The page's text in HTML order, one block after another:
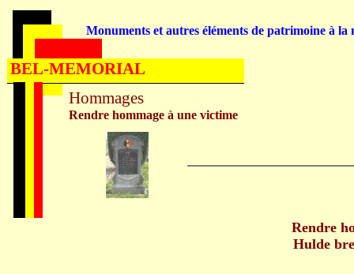
Rendre
Hulde
Hommages
Rendre hommage à une victime
Monuments et autres éléments de patrimoine à la
BEL-MEMORIAL